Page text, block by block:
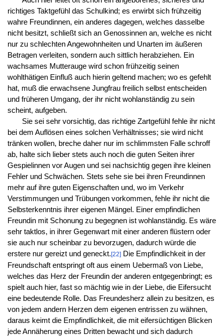
richtiges Taktgefühl das Schulkind; es erwirbt sich frühzeitig
wahre Freundinnen, ein anderes dagegen, welches dasselbe
nicht besitzt, schließt sich an Genossinnen an, welche es nicht
nur zu schlechten Angewohnheiten und Unarten im äußeren
Betragen verleiten, sondern auch sittlich herabziehen. Ein
wachsames Mutterauge wird schon frühzeitig seinen
wohlthätigen Einfluß auch hierin geltend machen; wo es gefehlt
hat, muß die erwachsene Jungfrau freilich selbst entscheiden
und früheren Umgang, der ihr nicht wohlanständig zu sein
scheint, aufgeben.
Sie sei sehr vorsichtig, das richtige Zartgefühl fehle ihr nicht
bei dem Auflösen eines solchen Verhältnisses; sie wird nicht
tränken wollen, breche daher nur im schlimmsten Falle schroff
ab, halte sich lieber stets auch noch die guten Seiten ihrer
Gespielinnen vor Augen und sei nachsichtig gegen ihre kleinen
Fehler und Schwächen. Stets sehe sie bei ihren Freundinnen
mehr auf ihre guten Eigenschaften und, wo im Verkehr
Verstimmungen und Trübungen vorkommen, fehle ihr nicht die
Selbsterkenntnis ihrer eigenen Mängel. Einer empfindlichen
Freundin mit Schonung zu begegnen ist wohlanständig. Es wäre
sehr taktlos, in ihrer Gegenwart mit einer anderen flüstern oder
sie auch nur scheinbar zu bevorzugen, dadurch würde die
erstere nur gereizt und geneckt.[22]Die Empfindlichkeit in der
Freundschaft entspringt oft aus einem Uebermaß von Liebe,
welches das Herz der Freundin der anderen entgegenbringt; es
spielt auch hier, fast so mächtig wie in der Liebe, die Eifersucht
eine bedeutende Rolle. Das Freundesherz allein zu besitzen, es
von jedem andern Herzen dem eigenen entrissen zu wähnen,
daraus keimt die Empfindlichkeit, die mit eifersüchtigen Blicken
jede Annäherung eines Dritten bewacht und sich dadurch